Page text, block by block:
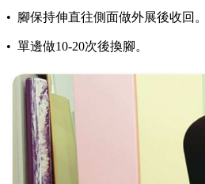
• 腳保持伸直往側面做外展後收回。
• 單邊做10-20次後換腳。